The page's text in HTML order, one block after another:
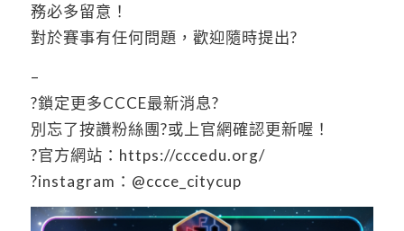
務必多留意！
對於賽事有任何問題，歡迎隨時提出?
–
?鎖定更多CCCE最新消息?
別忘了按讚粉絲團?或上官網確認更新喔！
?官方網站：https://cccedu.org/
?instagram：@ccce_citycup